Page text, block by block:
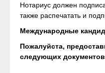
Нотариус должен
также распечатать и
Международные
Пожалуйста,
следующих